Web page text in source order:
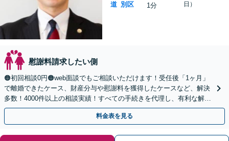
道 別区
1分
日）
慰謝料請求したい側
🟠初回相談0円🟠web面談でもご相談いただけます！受任後「1ヶ月」
で離婚できたケース、財産分与や慰謝料を獲得したケースなど、解決
多数！4000件以上の相談実績！すべての手続きを代理し、有利な解決
を目指します【夜間相談可】【完全個室】
料金表を見る